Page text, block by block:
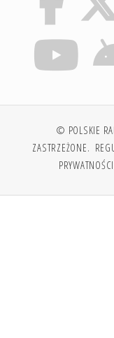
© POLSKIE
ZASTRZEŻONE.
PRYWATNOŚCI